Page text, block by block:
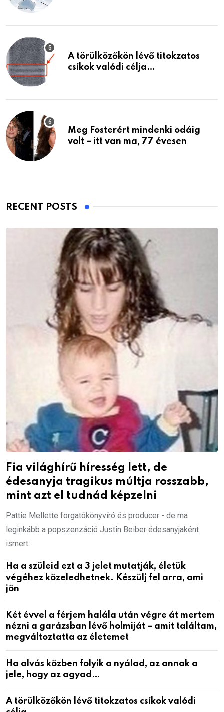
A törülközőkön lévő titokzatos
csíkok valódi célja…
Meg Fosterért mindenki odáig
volt – itt van ma, 77 évesen
RECENT POSTS
Fia világhírű híresség lett, de
édesanyja tragikus múltja rosszabb,
mint azt el tudnád képzelni
Pattie Mellette forgatókönyvíró és producer - de ma
leginkább a popszenzáció Justin Beiber édesanyjaként
ismert.
Ha a szüleid ezt a 3 jelet mutatják, életük
végéhez közeledhetnek. Készülj fel arra, ami
jön
Két évvel a férjem halála után végre át mertem
nézni a garázsban lévő holmiját – amit találtam,
megváltoztatta az életemet
Ha alvás közben folyik a nyálad, az annak a
jele, hogy az agyad…
A törülközőkön lévő titokzatos csíkok valódi